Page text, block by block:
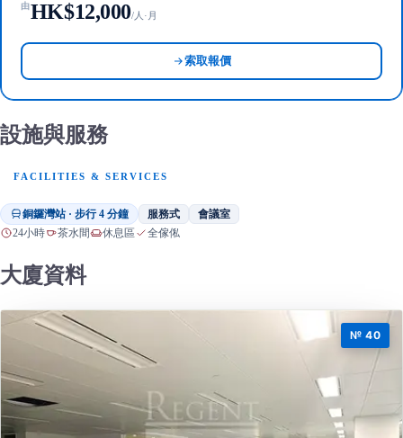
由HK$12,000/人·月
索取報價
設施與服務
FACILITIES & SERVICES
銅鑼灣站 · 步行 4 分鐘 服務式 會議室
24小時 茶水間 休息區 全傢俬
大廈資料
№ 40